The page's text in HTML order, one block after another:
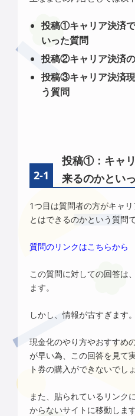
投稿①キャリア決済
いった質問
投稿②キャリア決済
投稿③キャリア決済
う質問
投稿①：キャ
来るのかとい
1つ目は質問者の方がキャ
とはできるのかという質問で
質問のリンクはこちらから
この質問に対しての回答は
ます。
しかし、情報が古すぎます。
現金化のやり方やおすすめ
が早い為、この回答を見て
ト券の購入ができないでしょ
また、貼られているリンク
からないサイトに移動します